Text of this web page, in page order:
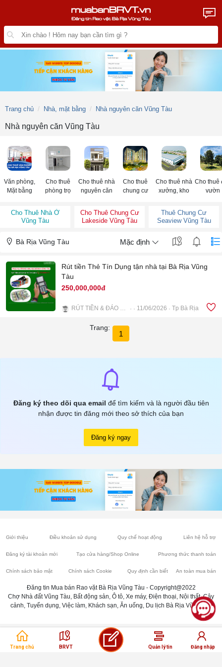
Trang chủ Nhà, mặt bằng Nhà nguyên căn Vũng Tàu
Nhà nguyên căn Vũng Tàu
Văn phòng,
Mặt bằng
Cho thuê
phòng trọ
Cho thuê nhà
nguyên căn
Cho thuê
chung cư
Cho thuê nhà
xưởng, kho
Cho thuê
vườn
Cho Thuê Nhà Ở
Vũng Tàu
Cho Thuê Chung Cư
Lakeside Vũng Tàu
Thuê Chung Cư
Seaview Vũng Tàu
Bà Rịa Vũng Tàu Mặc định
Rút tiền Thẻ Tín Dụng tận nhà tại Bà Rịa Vũng
Tàu
250,000,000đ
RÚT TIỀN & ĐÁO HẠN THẺ TÍN DỤNG BRVT 11/06/2026 Tp Bà Rịa
Trang:
1
Đăng ký theo dõi qua email để tìm kiếm và là người đầu tiên
nhận được tin đăng mới theo sở thích của bạn
Đăng ký ngay
Trang chủ BRVT Quản lý tin Đăng nhập
Giới thiệu Điều khoản sử dụng Quy chế hoạt động Liên hệ hỗ trợ
Đăng ký tài khoản mới Tạo cửa hàng/Shop Online Phương thức thanh toán
Chính sách bảo mật Chính sách Cookie Quy định cần biết An toàn mua bán
Đăng tin Mua bán Rao vặt Bà Rịa Vũng Tàu - Copyright@2022
Chợ Nhà đất Vũng Tàu, Bất động sản, Ô tô, Xe máy, Điện thoại, Nội thất, Cây
cảnh, Tuyển dụng, Việc làm, Khách sạn, Ăn uống, Du lịch Bà Rịa Vũng Tàu